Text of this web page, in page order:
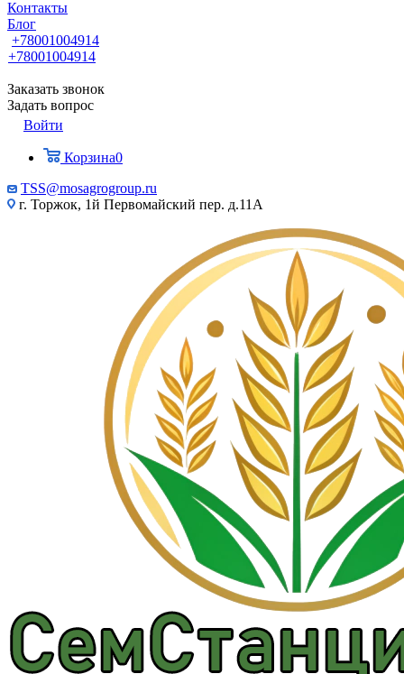
Контакты
Блог
+78001004914
+78001004914
Заказать звонок
Задать вопрос
Войти
Корзина0
TSS@mosagrogroup.ru
г. Торжок, 1й Первомайский пер. д.11А